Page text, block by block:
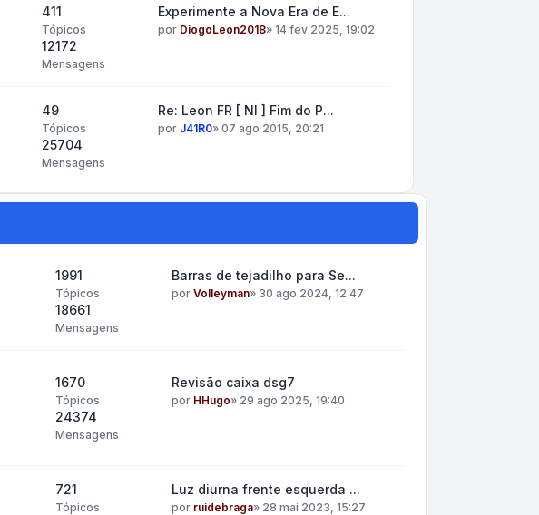
411
Tópicos
12172
Mensagens
Experimente a Nova Era de E...
por DiogoLeon2018» 14 fev 2025, 19:02
49
Tópicos
25704
Mensagens
Re: Leon FR [ NI ] Fim do P...
por J41R0» 07 ago 2015, 20:21
1991
Tópicos
18661
Mensagens
Barras de tejadilho para Se...
por Volleyman» 30 ago 2024, 12:47
1670
Tópicos
24374
Mensagens
Revisão caixa dsg7
por HHugo» 29 ago 2025, 19:40
721
Tópicos
Luz diurna frente esquerda ...
por ruidebraga» 28 mai 2023, 15:27